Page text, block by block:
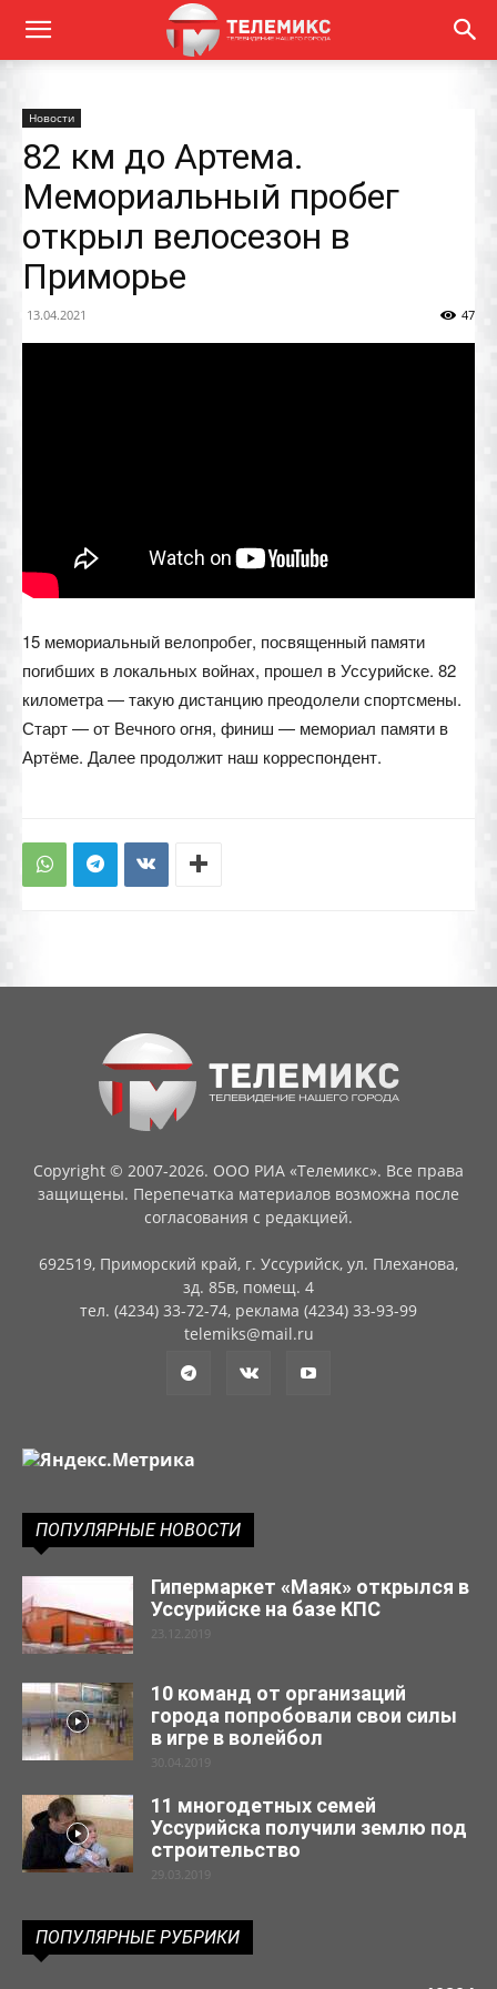
Новости
82 км до Артема.
Мемориальный пробег
открыл велосезон в
Приморье
13.04.2021 47
15 мемориальный велопробег, посвященный памяти
погибших в локальных войнах, прошел в Уссурийске. 82
километра — такую дистанцию преодолели спортсмены.
Старт — от Вечного огня, финиш — мемориал памяти в
Артёме. Далее продолжит наш корреспондент.
Copyright © 2007-2026. ООО РИА «Телемикс». Все права
защищены. Перепечатка материалов возможна после
согласования с редакцией.
692519, Приморский край, г. Уссурийск, ул. Плеханова,
зд. 85в, помещ. 4
тел. (4234) 33-72-74, реклама (4234) 33-93-99
telemiks@mail.ru
ПОПУЛЯРНЫЕ НОВОСТИ
Гипермаркет «Маяк» открылся в
Уссурийске на базе КПС
23.12.2019
10 команд от организаций
города попробовали свои силы
в игре в волейбол
30.04.2019
11 многодетных семей
Уссурийска получили землю под
строительство
29.03.2019
ПОПУЛЯРНЫЕ РУБРИКИ